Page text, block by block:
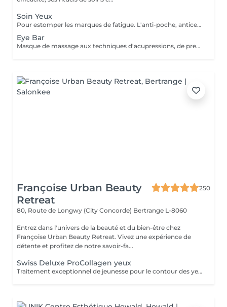
Soin Yeux
Pour estomper les marques de fatigue. L'anti-poche, anticernes, anti-rides pour un effet lissant et comblant. Peut être fait seul ou combiné à un soin visage.
Eye Bar
Masque de massage aux techniques d'acupressions, de pressothérapies, massage vibratoire. Peut être fait seul ou combiné dans un soin.
Françoise Urban Beauty
Retreat
250
80, Route de Longwy (City Concorde) Bertrange L-8060
Entrez dans l'univers de la beauté et du bien-être chez
Françoise Urban Beauty Retreat. Vivez une expérience de
détente et profitez de notre savoir-fa...
Swiss Deluxe ProCollagen yeux
Traitement exceptionnel de jeunesse pour le contour des yeux, repulpant intense ,anti poches anti rides , effet immédiat